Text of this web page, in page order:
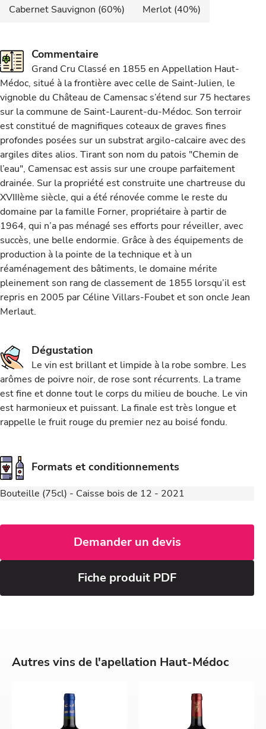
Cabernet Sauvignon (60%) Merlot (40%)
Commentaire
Grand Cru Classé en 1855 en Appellation Haut-
Médoc, situé à la frontière avec celle de Saint-Julien, le
vignoble du Château de Camensac s’étend sur 75 hectares
sur la commune de Saint-Laurent-du-Médoc. Son terroir
est constitué de magnifiques coteaux de graves fines
profondes posées sur un substrat argilo-calcaire avec des
argiles dites alios. Tirant son nom du patois "Chemin de
l’eau", Camensac est assis sur une croupe parfaitement
drainée. Sur la propriété est construite une chartreuse du
XVIIIème siècle, qui a été rénovée comme le reste du
domaine par la famille Forner, propriétaire à partir de
1964, qui n’a pas ménagé ses efforts pour réveiller, avec
succès, une belle endormie. Grâce à des équipements de
production à la pointe de la technique et à un
réaménagement des bâtiments, le domaine mérite
pleinement son rang de classement de 1855 lorsqu’il est
repris en 2005 par Céline Villars-Foubet et son oncle Jean
Merlaut.
Dégustation
Le vin est brillant et limpide à la robe sombre. Les
arômes de poivre noir, de rose sont récurrents. La trame
est fine et donne tout le corps du milieu de bouche. Le vin
est harmonieux et puissant. La finale est très longue et
rappelle le fruit rouge du premier nez au boisé fondu.
Formats et conditionnements
Bouteille (75cl) - Caisse bois de 12 - 2021
Demander un devis
Fiche produit PDF
Autres vins de l'apellation Haut-Médoc